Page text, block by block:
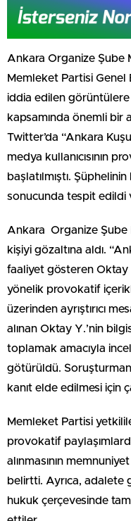
Ankara Organize Şube
Memleket Partisi Genel
iddia edilen
kapsamında önemli bir
Twitter’da “Ankara
medya kullanıcısının
başlatılmıştı.
sonucunda tespit edildi
Ankara Organize Şube
kişiyi gözaltına aldı.
faaliyet gösteren Oktay
yönelik provokatif
üzerinden ayrıştırıcı
alınan Oktay Y.’nin
toplamak amacıyla
götürüldü.
kanıt elde edilmesi için
Memleket Partisi
provokatif
alınmasının
belirtti. Ayrıca, adalete
hukuk çerçevesinde